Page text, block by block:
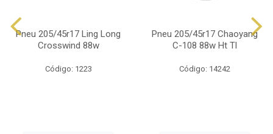
Pneu 205/45r17 Ling Long
Crosswind 88w
Código: 1223
Pneu 205/45r17 Chaoyang
C-108 88w Ht Tl
Código: 14242